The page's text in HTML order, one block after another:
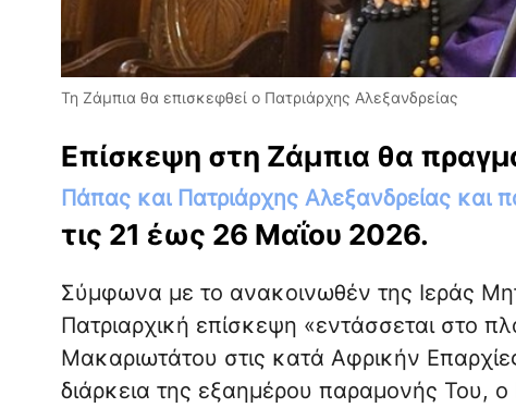
Τη Ζάμπια θα επισκεφθεί ο Πατριάρχης Αλεξανδρείας
Επίσκεψη στη Ζάμπια θα
Πάπας και Πατριάρχης Αλεξανδρείας και
τις 21 έως 26 Μαΐου 2026.
Σύμφωνα με το ανακοινωθέν της Ιεράς
Πατριαρχική επίσκεψη «εντάσσεται στο
Μακαριωτάτου στις κατά Αφρικήν
διάρκεια της εξαημέρου παραμονής Του,